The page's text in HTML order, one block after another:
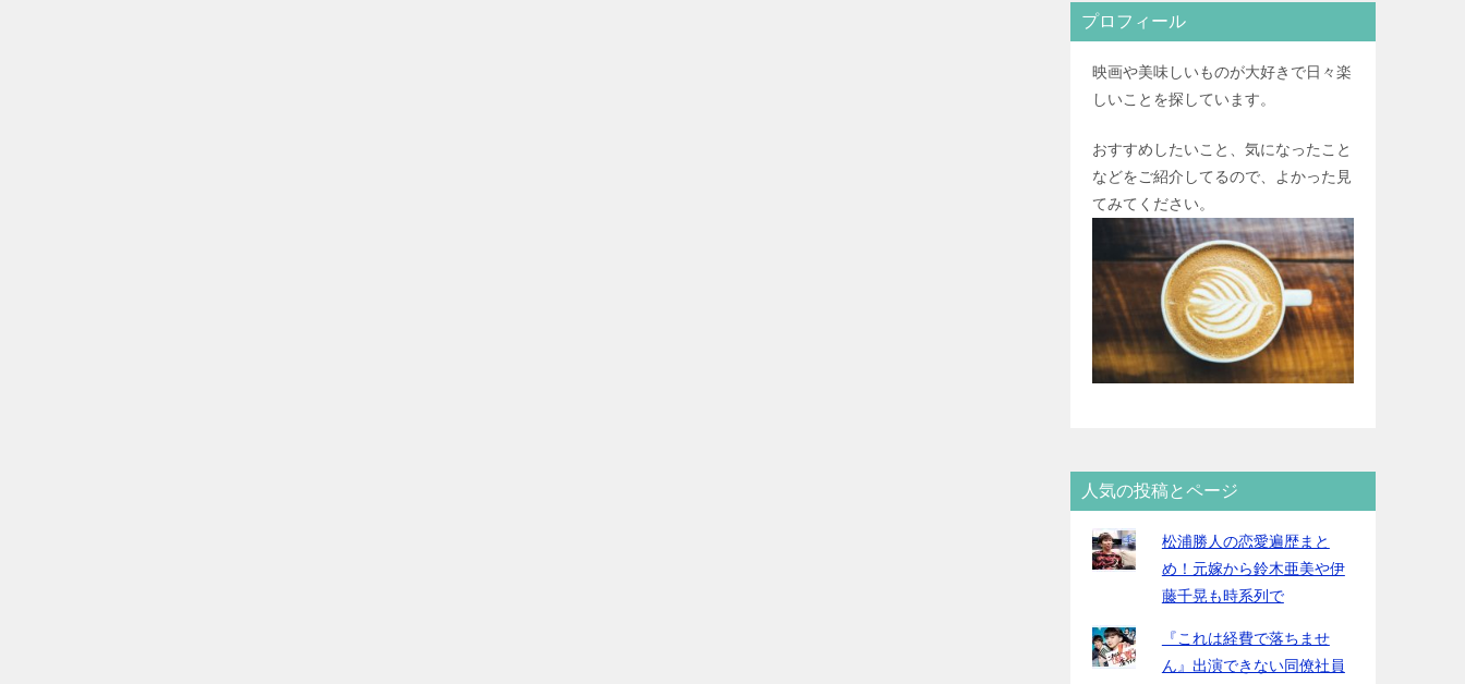
プロフィール
映画や美味しいものが大好きで日々楽
しいことを探しています。
おすすめしたいこと、気になったこと
などをご紹介してるので、よかった見
てみてください。
人気の投稿とページ
松浦勝人の恋愛遍歴まと
め！元嫁から鈴木亜美や伊
藤千晃も時系列で
『これは経費で落ちませ
ん』出演できない同僚社員